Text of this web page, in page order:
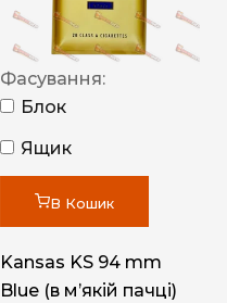
Фасування:
Блок
Ящик
В Кошик
Kansas KS 94 mm
Blue (в мʼякій пачці)